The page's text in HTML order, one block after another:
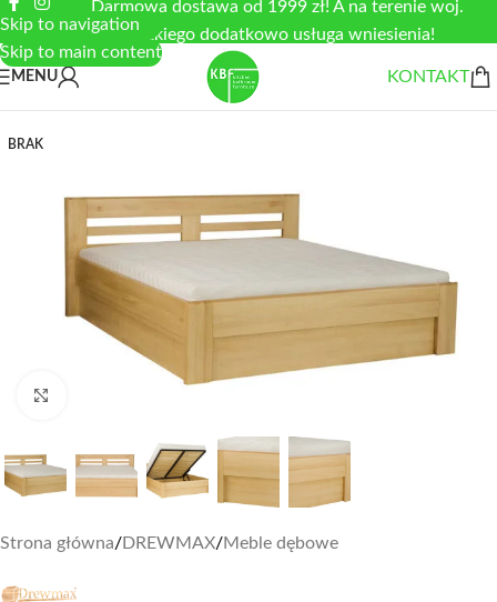
Skip to navigation
Skip to main content
Darmowa dostawa od 1999 zł! A na terenie woj.
łódzkiego dodatkowo usługa wniesienia!
MENU KONTAKT
BRAK
Strona główna/DREWMAX/Meble dębowe